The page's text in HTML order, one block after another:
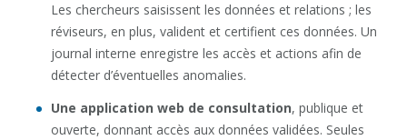
Les chercheurs saisissent les données et relations ; les
réviseurs, en plus, valident et certifient ces données. Un
journal interne enregistre les accès et actions afin de
détecter d’éventuelles anomalies.
Une application web de consultation, publique et
ouverte, donnant accès aux données validées. Seules